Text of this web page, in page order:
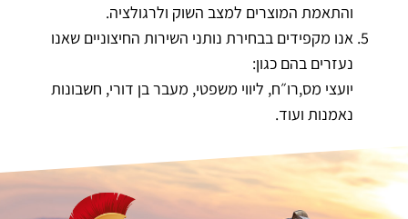
והתאמת המוצרים למצב השוק ולרגולציה.
אנו מקפידים בבחירת נותני השירות החיצוניים שאנו
נעזרים בהם כגון:
יועצי מס,רו״ח, ליווי משפטי, מעבר בן דורי, חשבונות
נאמנות ועוד.